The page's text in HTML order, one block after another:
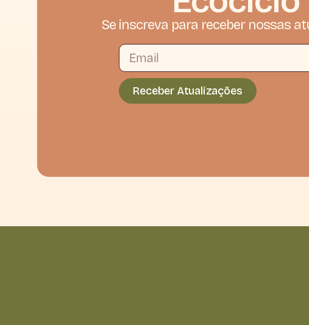
Se inscreva para receber nossas
Receber Atualizações